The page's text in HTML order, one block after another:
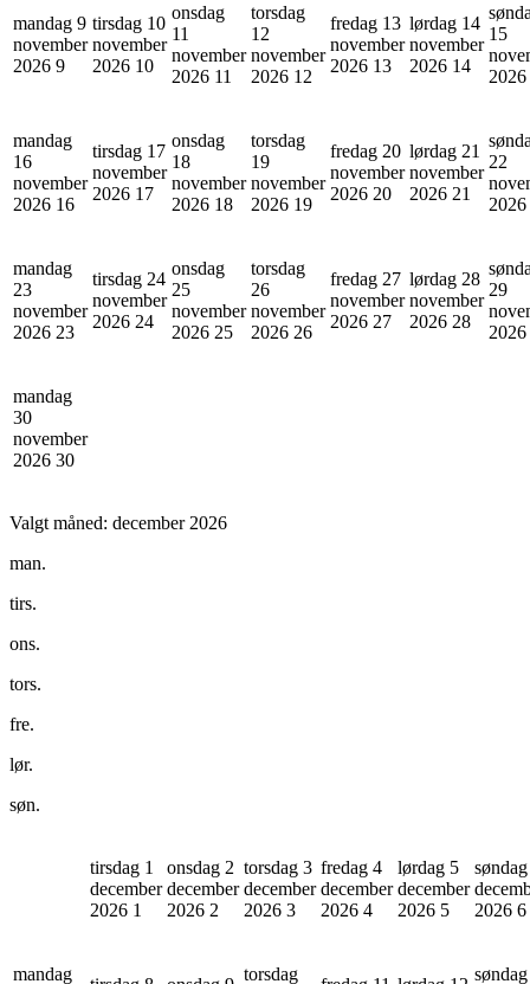
mandag 9
november
2026 9
tirsdag 10
november
2026 10
onsdag
11
november
2026 11
torsdag
12
november
2026 12
fredag 13
november
2026 13
lørdag 14
november
2026 14
15
2026
mandag
16
november
2026 16
tirsdag 17
november
2026 17
onsdag
18
november
2026 18
torsdag
19
november
2026 19
fredag 20
november
2026 20
lørdag 21
november
2026 21
22
2026
mandag
23
november
2026 23
tirsdag 24
november
2026 24
onsdag
25
november
2026 25
torsdag
26
november
2026 26
fredag 27
november
2026 27
lørdag 28
november
2026 28
29
2026
mandag
30
november
2026 30
Valgt måned: december 2026
man.
tirs.
ons.
tors.
fre.
lør.
søn.
tirsdag 1
december
2026 1
onsdag 2
december
2026 2
torsdag 3
december
2026 3
fredag 4
december
2026 4
lørdag 5
december
2026 5
2026 6
mandag torsdag søndag